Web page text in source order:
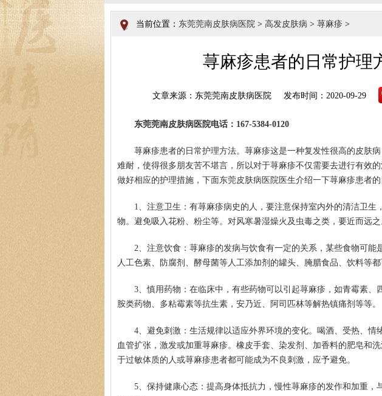
当前位置： 东莞莞南皮肤病医院 > 高发皮肤病 > 荨麻疹 >
荨麻疹患者的日常护理
文章来源：东莞莞南皮肤病医院 发布时间：2020-09-29
东莞莞南皮肤病医院电话：167-5384-0120
荨麻疹患者的日常护理方法。荨麻疹这是一种复发性很高的皮肤
难耐，使得很多朋友苦不堪言，所以对于荨麻疹不仅需要去进行有效
做好相应的护理措施，下面东莞皮肤病医院医生介绍一下荨麻疹患者的
1、注意卫生：有荨麻疹病史的人，要注意保持室内外的清洁卫生
物。避免吸入花粉、粉尘等。对风寒暑湿燥火及虫毒之类，要近而远之
2、注意饮食：荨麻疹的发病与饮食有一定的关系，某些食物可能
人工色素、防腐剂、酵母菌等人工添加剂的罐头、腌腊食品、饮料等都
3、慎用药物：在临床中，有些药物可以引起荨麻疹，如青霉素、
胺类药物、多粘霉素等抗生素，安乃近、阿司匹林等解热镇痛剂等等。
4、避免刺激：生活规律以适应外界环境的变化。喝酒、受热、情
血管扩张，激发或加重荨麻疹。橡皮手套、染发剂、加香料的肥皂和
于过敏体质的人或荨麻疹患者都可能成为不良刺激，应予避免。
5、保持健康心态：提高身体抵抗力，慢性荨麻疹的发作和加重，